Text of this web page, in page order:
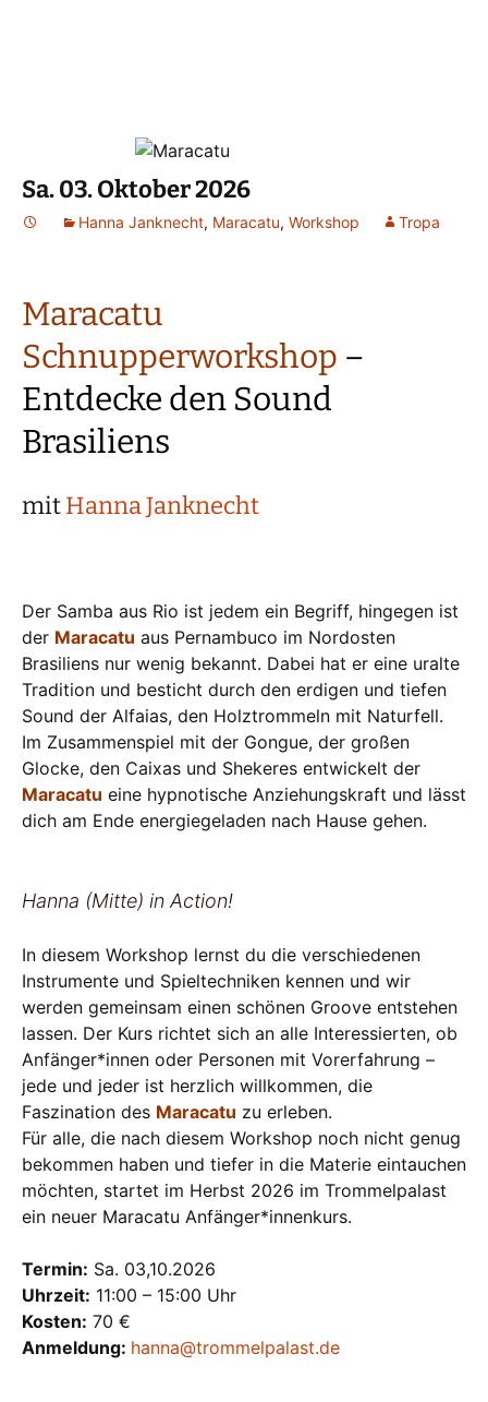
Sa. 03. Oktober 2026
Hanna Janknecht, Maracatu, Workshop Tropa
Maracatu
Schnupperworkshop –
Entdecke den Sound
Brasiliens
mitHanna Janknecht
Der Samba aus Rio ist jedem ein Begriff, hingegen ist
der Maracatu aus Pernambuco im Nordosten
Brasiliens nur wenig bekannt. Dabei hat er eine uralte
Tradition und besticht durch den erdigen und tiefen
Sound der Alfaias, den Holztrommeln mit Naturfell.
Im Zusammenspiel mit der Gongue, der großen
Glocke, den Caixas und Shekeres entwickelt der
Maracatu eine hypnotische Anziehungskraft und lässt
dich am Ende energiegeladen nach Hause gehen.
Hanna (Mitte) in Action!
In diesem Workshop lernst du die verschiedenen
Instrumente und Spieltechniken kennen und wir
werden gemeinsam einen schönen Groove entstehen
lassen. Der Kurs richtet sich an alle Interessierten, ob
Anfänger*innen oder Personen mit Vorerfahrung –
jede und jeder ist herzlich willkommen, die
Faszination des Maracatu zu erleben.
Für alle, die nach diesem Workshop noch nicht genug
bekommen haben und tiefer in die Materie eintauchen
möchten, startet im Herbst 2026 im Trommelpalast
ein neuer Maracatu Anfänger*innenkurs.
Termin: Sa. 03,10.2026
Uhrzeit: 11:00 – 15:00 Uhr
Kosten: 70 €
Anmeldung: hanna@trommelpalast.de